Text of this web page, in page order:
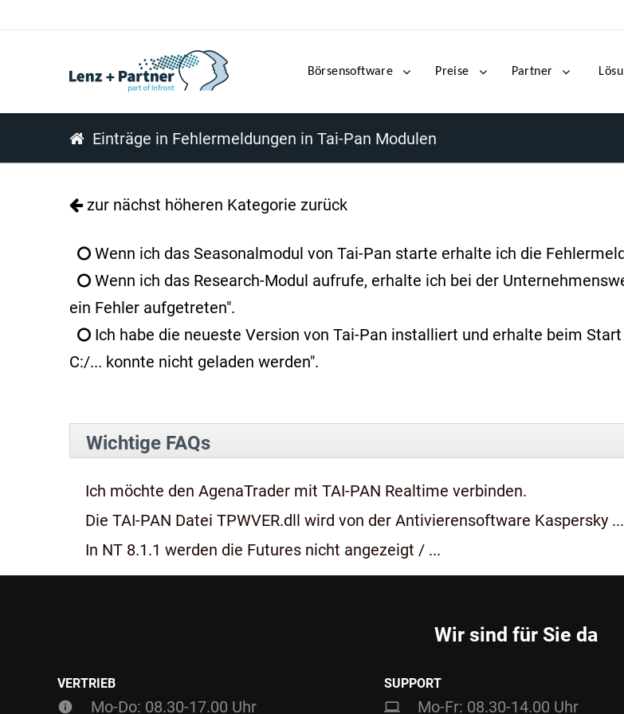
Börsensoftware Preise Partner
Einträge in Fehlermeldungen in Tai-Pan Modulen
zur nächst höheren Kategorie zurück
Wenn ich das Seasonalmodul von Tai-Pan starte erhalte ich die
Wenn ich das Research-Modul aufrufe, erhalte ich bei der
ein Fehler aufgetreten".
Ich habe die neueste Version von Tai-Pan installiert und erhalte beim
C:/... konnte nicht geladen werden".
Wichtige FAQs
Ich möchte den AgenaTrader mit TAI-PAN Realtime verbinden.
Die TAI-PAN Datei TPWVER.dll wird von der Antivierensoftware Kaspersky ...
In NT 8.1.1 werden die Futures nicht angezeigt / ...
Wir sind für Sie da
VERTRIEB
Mo-Do: 08.30-17.00 Uhr
SUPPORT
Mo-Fr: 08.30-14.00 Uhr